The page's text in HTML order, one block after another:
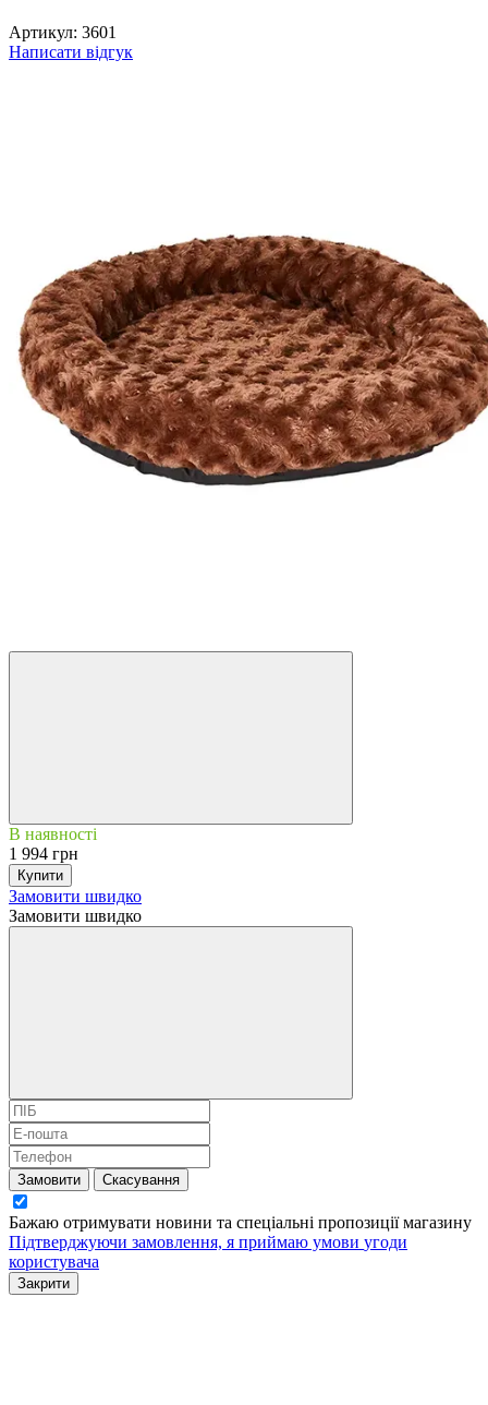
Артикул: 3601
Написати відгук
В наявності
1 994 грн
Купити
Замовити швидко
Замовити швидко
Замовити Скасування
Бажаю отримувати новини та спеціальні пропозиціїмагазину
Підтверджуючи замовлення, я приймаю умови угоди
користувача
Закрити